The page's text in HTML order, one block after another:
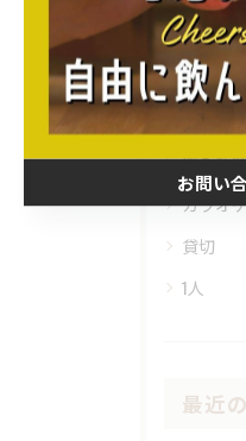
カテ
全ての
初心者
飲み放
カラオ
貸切
1人
最近
お問い
お問い